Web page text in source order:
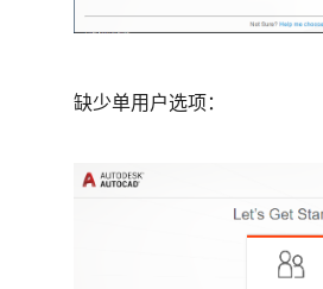
缺少单用户选项：